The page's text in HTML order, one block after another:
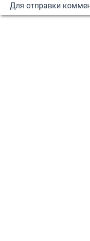
Для отправки